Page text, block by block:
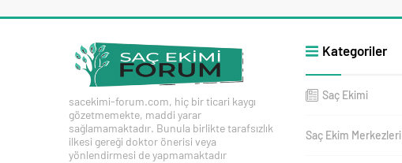
sacekimi-forum.com, hiç bir ticari kaygı
gözetmemekte, maddi yarar
sağlamamaktadır. Bunula birlikte tarafsızlık
ilkesi gereği doktor önerisi veya
yönlendirmesi de yapmamaktadır
Kategoriler
Saç Ekimi
Saç Ekim Merkezleri